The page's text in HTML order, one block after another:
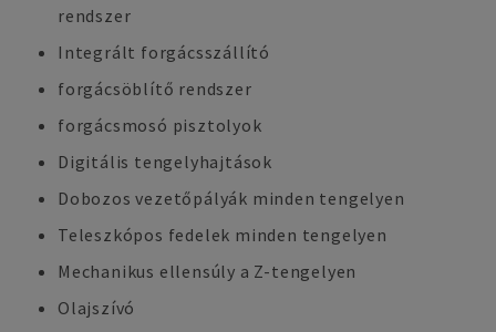
rendszer
Integrált forgácsszállító
forgácsöblítő rendszer
forgácsmosó pisztolyok
Digitális tengelyhajtások
Dobozos vezetőpályák minden tengelyen
Teleszkópos fedelek minden tengelyen
Mechanikus ellensúly a Z-tengelyen
Olajszívó